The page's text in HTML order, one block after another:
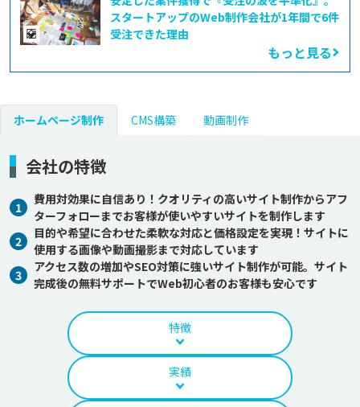
スタートアップのWeb制作会社が1年間で6件
受注できた理由
もっと見る
ホームページ制作 CMS構築 動画制作
会社の特徴
1
費用対効果に自信あり！クオリティの高いサイト制作からアフ
ターフォローまでお客様が使いやすいサイトを制作します
2
目的や希望に合わせた柔軟な対応と価格設定を実現！サイトに
使用する画像や動画撮影まで対応しています
3
アクセス数の増加やSEO対策に強いサイト制作が可能。サイト
完成後の無料サポートでWeb初心者のお客様も安心です
特徴
実績